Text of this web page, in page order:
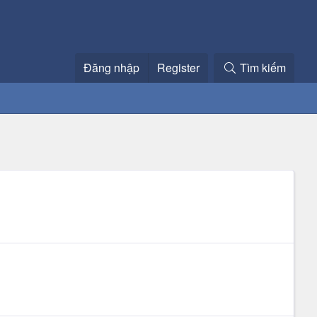
Đăng nhập Register Tìm kiếm